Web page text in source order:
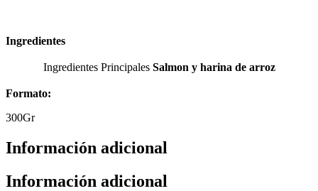
Ingredientes
Ingredientes Principales Salmon y harina de arroz
Formato:
300Gr
Información adicional
Información adicional